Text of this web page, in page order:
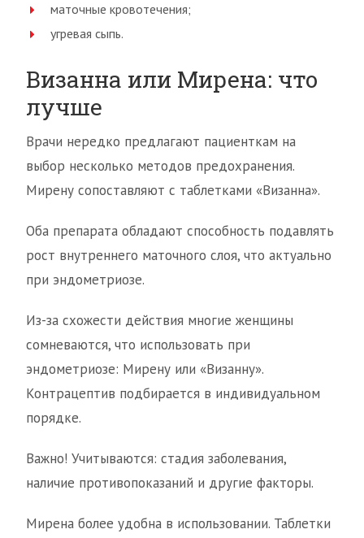
маточные кровотечения;
угревая сыпь.
Визанна или Мирена: что
лучше
Врачи нередко предлагают пациенткам на
выбор несколько методов предохранения.
Мирену сопоставляют с таблетками «Визанна».
Оба препарата обладают способность подавлять
рост внутреннего маточного слоя, что актуально
при эндометриозе.
Из-за схожести действия многие женщины
сомневаются, что использовать при
эндометриозе: Мирену или «Визанну».
Контрацептив подбирается в индивидуальном
порядке.
Важно! Учитываются: стадия заболевания,
наличие противопоказаний и другие факторы.
Мирена более удобна в использовании. Таблетки